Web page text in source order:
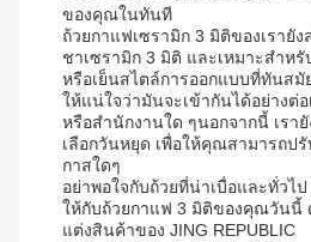
ของคุณในทันที
ถ้วยกาแฟเซรามิก 3 มิติของเรายั
ชาเซรามิก 3 มิติ และเหมาะสําห
หรือเย็นสไตล์การออกแบบที่ทันสมั
ให้แน่ใจว่ามันจะเข้ากันได้อย่างต่
หรือสํานักงานใด ๆนอกจากนี้ เรา
เลือกวันหยุด เพื่อให้คุณสามารถป
กาสใดๆ
อย่าพอใจกับถ้วยที่น่าเบื่อและทั่วไ
ให้กับถ้วยกาแฟ 3 มิติของคุณวันนี้
แต่งสินค้าของ JING REPUBLIC